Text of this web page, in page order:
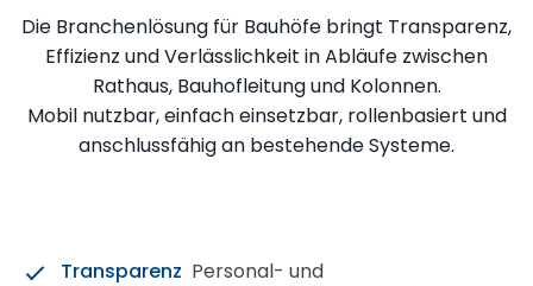
Die Branchenlösung für Bauhöfe bringt Transparenz,
Effizienz und Verlässlichkeit in Abläufe zwischen
Rathaus, Bauhofleitung und Kolonnen.
Mobil nutzbar, einfach einsetzbar, rollenbasiert und
anschlussfähig an bestehende Systeme.
Transparenz Personal- und